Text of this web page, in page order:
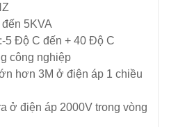
5KVA
5 Độ C đến + 40 Độ C
công nghiệp
hơn 3M ở điện áp 1 chiều
ở điện áp 2000V trong vòng